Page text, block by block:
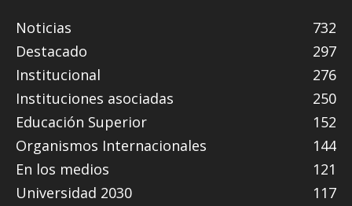
Noticias
732
Destacado
297
Institucional
276
Instituciones asociadas
250
Educación Superior
152
Organismos Internacionales
144
En los medios
121
Universidad 2030
117